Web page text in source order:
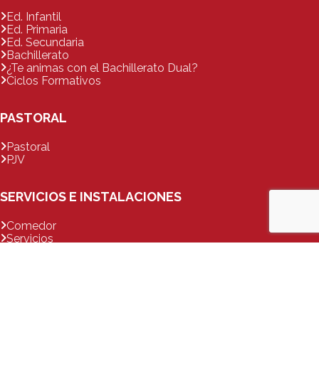
Ed. Infantil
Ed. Primaria
Ed. Secundaria
Bachillerato
¿Te animas con el Bachillerato Dual?
Ciclos Formativos
PASTORAL
Pastoral
PJV
SERVICIOS E INSTALACIONES
Comedor
Servicios